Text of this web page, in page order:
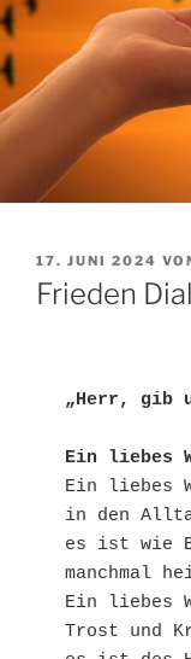
AM
17. JUNI 2024
Frieden
„Herr, gib
Ein liebes
Ein liebes
in den
es ist wie
manchmal
Ein liebes
Trost und